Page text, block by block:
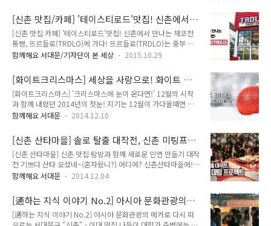
테이블과 의자는 유럽의 어느 작은 식당에 온 듯한 기분을 들게
합니다. 침대 매트리스 스프링에..
볶이 위에 다양한 토핑으로 눈이 즐겁고, 입이 즐거워 길거리 음
식이 아닌 하나의 요리로 새로운 변화를 주고 있답니다 이미 생
생정보통, VJ특공대에 소개될 만큼 신촌맛집으로 유명한 에
TONG이 다녀왔습니다^^ '생생 정보통'에 소개된 , 잠깐 그 내
용을 살펴 볼까요? "대표메뉴인 '오징어 꽃이 피었습니다'는 통
나요? "육해공 모두 모였습니다! 자 맘껏 골라 드세요^^" 화염
떡볶이와 오징어 튀김으..
[신촌 맛집/카페] '테이스티로드'맛집! 신촌에서
만나는 체코전통빵, 뜨르들로(TRDLO)에 가다!
[신촌 맛집 카페] '테이스티로드'맛집! 신촌에서 만나는 체코전
통빵, 뜨르들로(TRDLO)에 가다! 뜨르들로(TRDLO)는 중부 유
럽에서 가장 인기 있는 전통빵입니다. 체코슬로바키아어로 '빵을
요, 얼마전 테이스티로드에 소개되어 핫한 플레이스로 떠오른 에
이 다녀왔습니다^^ 신촌과 이대역 사이에 있는 뜨르들로는 빨간
색 간판이 인상적인 곳입니다. 차를 타고 지나가면서 타이어가게
인 줄 알았었는데, 가까이서 보니 너무 예쁜 디저트 카페였어
요.^^::: 입구에 자유롭게 시식할 수 있는 시식코너를 운영하는
발길을 잡습니다. 가게 입구에는 뜨르들로에 대한 간단한 소개의
글이 있는데요, 200년의 ..
함께해요 서대문/기자단이 본 세상 2015.10.29
[화이트크리스마스] 세상을 사랑으로! 화이트 크
리스마스를 꿈 꾸시나요?
[화이트크리스마스] '크리스마스에 눈이 온다면!' 12월의 시작
과 함께 내렸던 2014년의 첫눈! 지기는 12월이 가다올때면 늘
설레임으로 가득했는데요. 과연 올해는 크리스마스에 눈이 올까
일입니다, 유후유훗!) 크리스마스에 눈이 소복하게 쌓일 정도로
온다면 트리와 알록달록 장식들과 어우러져 참 예쁠 텐데요, 반
면에 '내 집앞 눈 치우기' 미션이 기다리고 있다거 아시죠?^^ 기
상청에 따르면 지난 10년 동안 화이트 크리스마스는 4번 있었다
고 해요. 펑펑 쏟아지는 눈은 아니었지만(다행다행) 크리스마스
나야 할 사람도 많고, 챙겨야 할 일들은 또 왜 이리 많은지! 모두
가 바뻐하고 있는..
함께해요 서대문 2014.12.10
[신촌 산타마을] 솔로 탈출 대작전, 신촌 미팅프로
젝트! 신촌 솔로대첩
[신촌 산타마을] 신촌 맛집 탐방과 함께 새로운 인연 만들기 대작
전 기쁘다 산타 오셨네~(혼자왔니?) 어디에? 신촌산타마을에!
여러분 어디요? 바로!! 서대문구 신촌입니다~ 나는 '기필코 올해
지난 솔로대첩에 참가하지 못해 아쉬워 하셨던 동료분들! (싱글
분들이여! 일어납시다!!) 솔로분들을 위하여 지기가 부리나케 알
찬 소식을 들고 달려왔습니다! 올해의 마지막 기회? 바로 신촌
함께해요 서대문 2014.12.04
[通하는 지식 이야기 No.2] 아시아 문화관광의
메카로 다시 떠오르는 서대문구 "신촌" - 이대 맛
집 나들이
[通하는 지식 이야기 No.2] 아시아 문화관광의 메카로 다시 떠